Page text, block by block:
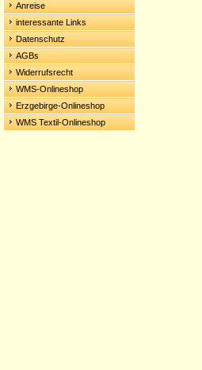
Anreise
interessante Links
Datenschutz
AGBs
Widerrufsrecht
WMS-Onlineshop
Erzgebirge-Onlineshop
WMS Textil-Onlineshop